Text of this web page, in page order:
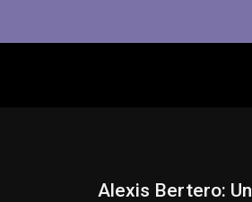
Alexis Bertero: